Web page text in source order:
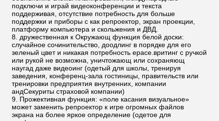
подключи и играй видеоконференции и текста
поддерживая, отсутствие потребность для больше
поддержки и приборы с как репроектор, экран проекции,
платформу компьютера и скольжения и ДВД.
дружественная к Окружающ функция белой доски:
случайное сочинительство, доодлинг в порядке для его
зеленый цвет и никакая потребность ерасе.вритинг с ручкой
или рукой не возможна, уничтожающ или сохраняющ
наугад даже видеоинг (одетый для школы, тренируя
заведения, конференц-зала гостиницы, правительств или
тренировки предприятия внутренних, компании
андСекуриты страховой компании)
Прожективная функция: «поле касания визуальное»
может заменить репроектор к игре огромных файлов
экрана на более яркое определение (одетое для